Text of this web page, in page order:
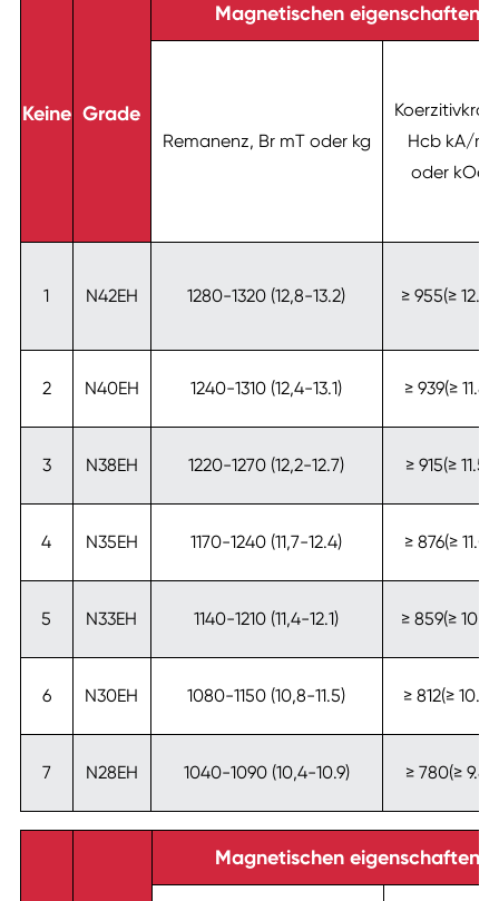
Keine Grade
Magnetischen eigenschaften
Remanenz, Br mT oder kg
Hcb kA/m
oder kOe
1 N42EH 1280-1320 (12,8-13.2) ≥ 955(≥ 12.0)
2 N40EH 1240-1310 (12,4-13.1) ≥ 939(≥ 11.8)
3 N38EH 1220-1270 (12,2-12.7) ≥ 915(≥ 11.5)
4 N35EH 1170-1240 (11,7-12.4) ≥ 876(≥ 11.0)
5 N33EH 1140-1210 (11,4-12.1) ≥ 859(≥ 10.8)
6 N30EH 1080-1150 (10,8-11.5) ≥ 812(≥ 10.2)
7 N28EH 1040-1090 (10,4-10.9) ≥ 780(≥ 9.8)
Magnetischen eigenschaften